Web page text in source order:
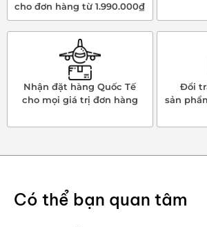
cho đơn hàng từ 1.990.000₫
Nhận đặt hàng Quốc Tế
cho mọi giá trị đơn hàng
Đổi
sản
Có thể bạn quan tâm